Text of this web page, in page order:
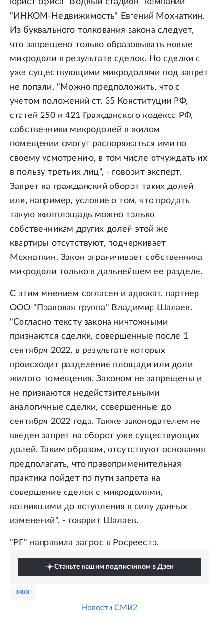
юрист офиса "Водный стадион" компании
"ИНКОМ-Недвижимость" Евгений Мохнаткин.
Из буквального толкования закона следует,
что запрещено только образовывать новые
микродоли в результате сделок. Но сделки с
уже существующими микродолями под запрет
не попали. "Можно предположить, что с
учетом положений ст. 35 Конституции РФ,
статей 250 и 421 Гражданского кодекса РФ,
собственники микродолей в жилом
помещении смогут распоряжаться ими по
своему усмотрению, в том числе отчуждать их
в пользу третьих лиц", - говорит эксперт.
Запрет на гражданский оборот таких долей
или, например, условие о том, что продать
такую жилплощадь можно только
собственникам других долей этой же
квартиры отсутствуют, подчеркивает
Мохнаткин. Закон ограничивает собственника
микродоли только в дальнейшем ее разделе.
С этим мнением согласен и адвокат, партнер
ООО "Правовая группа" Владимир Шалаев.
"Согласно тексту закона ничтожными
признаются сделки, совершенные после 1
сентября 2022, в результате которых
происходит разделение площади или доли
жилого помещения. Законом не запрещены и
не признаются недействительными
аналогичные сделки, совершенные до
сентября 2022 года. Также законодателем не
введен запрет на оборот уже существующих
долей. Таким образом, отсутствуют основания
предполагать, что правоприменительная
практика пойдет по пути запрета на
совершение сделок с микродолями,
возникшими до вступления в силу данных
изменений", - говорит Шалаев.
"РГ" направила запрос в Росреестр.
Станьте нашим подписчиком в Дзен
ЖКХ
Новости СМИ2